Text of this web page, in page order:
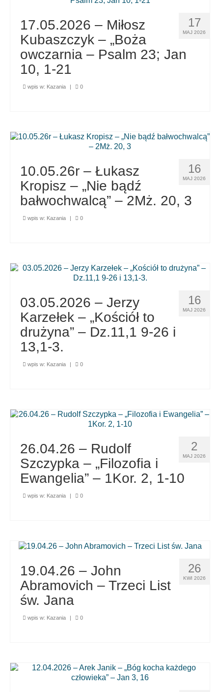
17
MAJ 2026
17.05.2026 – Miłosz
Kubaszczyk – „Boża
owczarnia – Psalm 23; Jan
10, 1-21
wpis w: Kazania | 0
16
MAJ 2026
10.05.26r – Łukasz
Kropisz – „Nie bądź
bałwochwalcą” – 2Mż. 20, 3
wpis w: Kazania | 0
16
MAJ 2026
03.05.2026 – Jerzy
Karzełek – „Kościół to
drużyna” – Dz.11,1 9-26 i
13,1-3.
wpis w: Kazania | 0
2
MAJ 2026
26.04.26 – Rudolf
Szczypka – „Filozofia i
Ewangelia” – 1Kor. 2, 1-10
wpis w: Kazania | 0
26
KWI 2026
19.04.26 – John
Abramovich – Trzeci List
św. Jana
wpis w: Kazania | 0